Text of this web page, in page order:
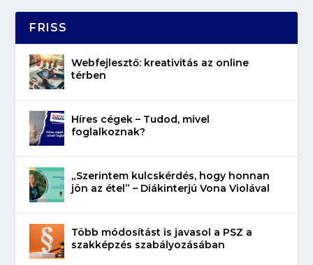
FRISS
Webfejlesztő: kreativitás az online
térben
Híres cégek – Tudod, mivel
foglalkoznak?
„Szerintem kulcskérdés, hogy honnan
jön az étel” – Diákinterjú Vona Violával
Több módosítást is javasol a PSZ a
szakképzés szabályozásában